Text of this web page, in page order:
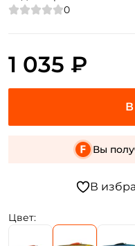
0
Цвет:
1 035 ₽
Вы